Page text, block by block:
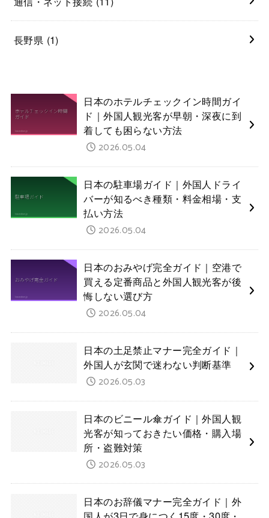
長野県 (1)
日本のホテルチェックイン時間ガイ
ド｜外国人観光客が早朝・深夜に到
着しても困らない方法
2026.05.04
日本の駐車場ガイド｜外国人ドライ
バーが知るべき種類・料金相場・支
払い方法
2026.05.04
日本のおみやげ完全ガイド｜空港で
買える定番商品と外国人観光客が後
悔しない選び方
2026.05.04
日本の土足禁止マナー完全ガイド｜
外国人が玄関で迷わない判断基準
2026.05.03
日本のビニール傘ガイド｜外国人観
光客が知っておきたい価格・購入場
所・盗難対策
2026.05.03
日本のお辞儀マナー完全ガイド｜外